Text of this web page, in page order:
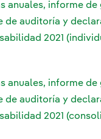
anuales, informe de
de auditoría y
2021
anuales, informe de
de auditoría y
2021